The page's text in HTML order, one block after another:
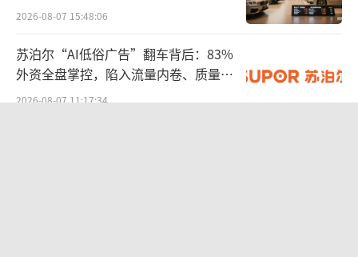
同花顺问财数据显示，27家有CRO概念且
为医疗研发外包的企业披露了2026年第一季度
业绩。
2026-08-07 15:48:06
苏泊尔“AI低俗广告”翻车背后：83%
外资全盘掌控，陷入流量内卷、质量频
发的负循环
2026-08-07 11:17:34